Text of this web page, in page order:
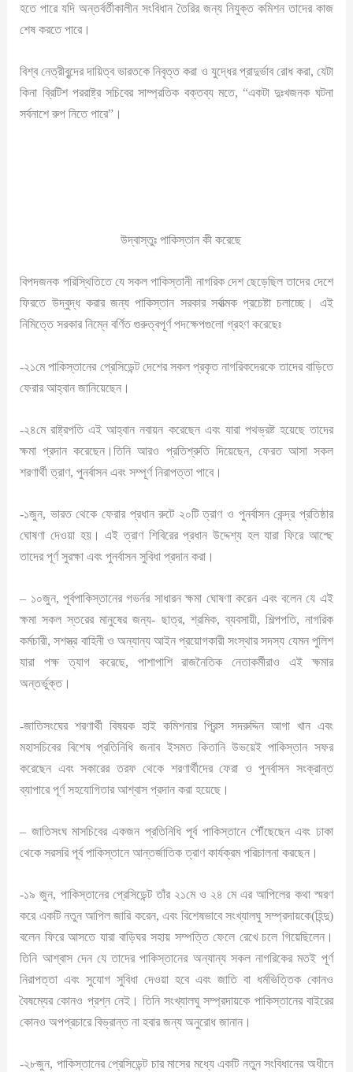
হতে পারে যদি অন্তর্বর্তীকালীন সংবিধান তৈরির জন্য নিযুক্ত কমিশন তাদের কাজ
শেষ করতে পারে।
বিশ্ব নেত্রীবৃন্দের দায়িত্ব ভারতকে নিবৃত্ত করা ও যুদ্ধের প্রাদুর্ভাব রোধ করা, যেটা
কিনা ব্রিটিশ পররাষ্ট্র সচিবের সাম্প্রতিক বক্তব্য মতে, “একটা দুঃখজনক ঘটনা
সর্বনাশে রুপ নিতে পারে”।
উদ্বাস্তুঃ পাকিস্তান কী করেছে
বিপদজনক পরিস্থিতিতে যে সকল পাকিস্তানী নাগরিক দেশ ছেড়েছিল তাদের দেশে
ফিরতে উদ্বুদ্ধ করার জন্য পাকিস্তান সরকার সর্বাত্মক প্রচেষ্টা চলাচ্ছে। এই
নিমিত্তে সরকার নিম্নে বর্ণিত গুরুত্বপূর্ণ পদক্ষেপগুলো গ্রহণ করেছেঃ
-২১মে পাকিস্তানের প্রেসিডেন্ট দেশের সকল প্রকৃত নাগরিকদেরকে তাদের বাড়িতে
ফেরার আহ্বান জানিয়েছেন।
-২৪মে রাষ্ট্রপতি এই আহ্বান নবায়ন করেছেন এবং যারা পথভ্রষ্ট হয়েছে তাদের
ক্ষমা প্রদান করেছেন।তিনি আরও প্রতিশ্রুতি দিয়েছেন, ফেরত আসা সকল
শরণার্থী ত্রাণ, পুনর্বাসন এবং সম্পূর্ণ নিরাপত্তা পাবে।
-১জুন, ভারত থেকে ফেরার প্রধান রুটে ২০টি ত্রাণ ও পুনর্বাসন কেন্দ্র প্রতিষ্ঠার
ঘোষণা দেওয়া হয়। এই ত্রাণ শিবিরের প্রধান উদ্দেশ্য হল যারা ফিরে আশ্ছে
তাদের পূর্ণ সুরক্ষা এবং পুনর্বাসন সুবিধা প্রদান করা।
– ১০জুন, পূর্বপাকিস্তানের গভর্নর সাধারন ক্ষমা ঘোষণা করেন এবং বলেন যে এই
ক্ষমা সকল স্তরের মানুষের জন্য- ছাত্র, শ্রমিক, ব্যবসায়ী, শিল্পপতি, নাগরিক
কর্মচারী, সশস্ত্র বাহিনী ও অন্যান্য আইন প্রয়োগকারী সংস্থার সদস্য যেমন পুলিশ
যারা পক্ষ ত্যাগ করেছে, পাশাপাশি রাজনৈতিক নেতাকর্মীরাও এই ক্ষমার
অন্তর্ভুক্ত।
-জাতিসংঘের শরণার্থী বিষয়ক হাই কমিশনার প্রিন্স সদরুদ্দিন আগা খান এবং
মহাসচিবের বিশেষ প্রতিনিধি জনাব ইসমত কিতানি উভয়েই পাকিস্তান সফর
করেছেন এবং সকারের তরফ থেকে শরণার্থীদের ফেরা ও পুনর্বাসন সংক্রান্ত
ব্যাপারে পূর্ণ সহযোগিতার আশ্বাস প্রদান করা হয়েছে।
– জাতিসংঘ মাসচিবের একজন প্রতিনিধি পূর্ব পাকিস্তানে পৌঁছেছেন এবং ঢাকা
থেকে সরসরি পূর্ব পাকিস্তানে আন্তর্জাতিক ত্রাণ কার্যক্রম পরিচালনা করছেন।
-১৯ জুন, পাকিস্তানের প্রেসিডেন্ট তাঁর ২১মে ও ২৪ মে এর আপিলের কথা স্মরণ
করে একটি নতুন আপিল জারি করেন, এবং বিশেষভাবে সংখ্যালঘু সম্প্রদায়কে(হিন্দু)
বলেন ফিরে আসতে যারা বাড়িঘর সহায় সম্পত্তি ফেলে রেখে চলে গিয়েছিলেন।
তিনি আশ্বাস দেন যে তাদের পাকিস্তানের অন্যান্য সকল নাগরিকের মতই পূর্ণ
নিরাপত্তা এবং সুযোগ সুবিধা দেওয়া হবে এবং জাতি বা ধর্মভিত্তিক কোনও
বৈষম্যের কোনও প্রশ্ন নেই। তিনি সংখ্যালঘু সম্প্রদায়কে পাকিস্তানের বাইরের
কোনও অপপ্রচারে বিভ্রান্ত না হবার জন্য অনুরোধ জানান।
-২৮জুন, পাকিস্তানের প্রেসিডেন্ট চার মাসের মধ্যে একটি নতুন সংবিধানের অধীনে